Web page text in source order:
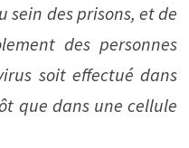
sein des prisons, et de
des personnes
soit effectué dans
que dans une cellule